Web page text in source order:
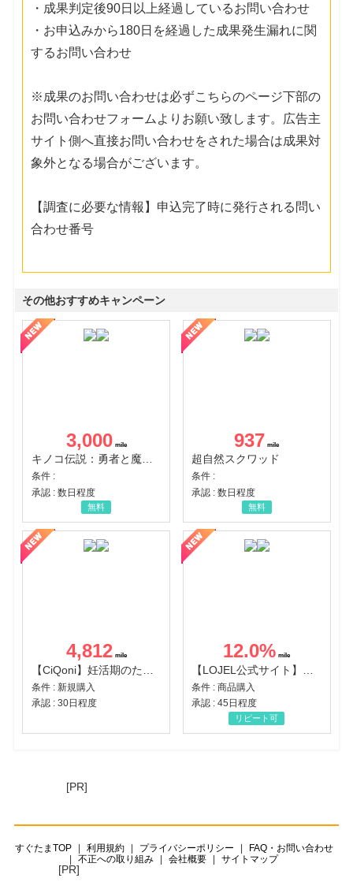
・成果判定後90日以上経過しているお問い合わせ
・お申込みから180日を経過した成果発生漏れに関
するお問い合わせ
※成果のお問い合わせは必ずこちらのページ下部の
お問い合わせフォームよりお願い致します。広告主
サイト側へ直接お問い合わせをされた場合は成果対
象外となる場合がございます。
【調査に必要な情報】申込完了時に発行される問い
合わせ番号
その他おすすめキャンペーン
3,000
キノコ伝説：勇者と魔法のランプ
条件 :
承認 : 数日程度
無料
937
超自然スクワッド
条件 :
承認 : 数日程度
無料
4,812
条件 : 新規購入
承認 : 30日程度
12.0%
条件 : 商品購入
承認 : 45日程度
リピート可
[PR]
すぐたまTOP 利用規約 プライバシーポリシー
FAQ・お問い合わせ
不正への取り組み
会社概要 サイトマップ
[PR]